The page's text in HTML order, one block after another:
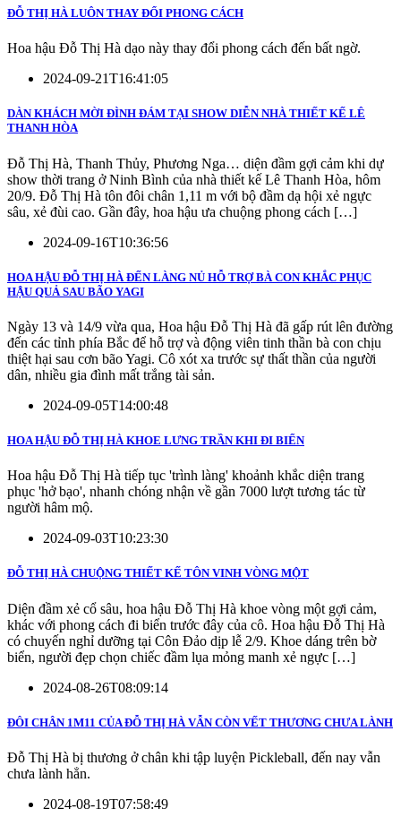
ĐỖ THỊ HÀ LUÔN THAY ĐỔI PHONG CÁCH
Hoa hậu Đỗ Thị Hà dạo này thay đổi phong cách đến bất ngờ.
2024-09-21T16:41:05
DÀN KHÁCH MỜI ĐÌNH ĐÁM TẠI SHOW DIỄN NHÀ THIẾT KẾ LÊ
THANH HÒA
Đỗ Thị Hà, Thanh Thủy, Phương Nga… diện đầm gợi cảm khi dự
show thời trang ở Ninh Bình của nhà thiết kế Lê Thanh Hòa, hôm
20/9. Đỗ Thị Hà tôn đôi chân 1,11 m với bộ đầm dạ hội xẻ ngực
sâu, xẻ đùi cao. Gần đây, hoa hậu ưa chuộng phong cách […]
2024-09-16T10:36:56
HOA HẬU ĐỖ THỊ HÀ ĐẾN LÀNG NỦ HỖ TRỢ BÀ CON KHẮC PHỤC
HẬU QUẢ SAU BÃO YAGI
Ngày 13 và 14/9 vừa qua, Hoa hậu Đỗ Thị Hà đã gấp rút lên đường
đến các tỉnh phía Bắc để hỗ trợ và động viên tinh thần bà con chịu
thiệt hại sau cơn bão Yagi. Cô xót xa trước sự thất thần của người
dân, nhiều gia đình mất trắng tài sản.
2024-09-05T14:00:48
HOA HẬU ĐỖ THỊ HÀ KHOE LƯNG TRẦN KHI ĐI BIỂN
Hoa hậu Đỗ Thị Hà tiếp tục 'trình làng' khoảnh khắc diện trang
phục 'hở bạo', nhanh chóng nhận về gần 7000 lượt tương tác từ
người hâm mộ.
2024-09-03T10:23:30
ĐỖ THỊ HÀ CHUỘNG THIẾT KẾ TÔN VINH VÒNG MỘT
Diện đầm xẻ cổ sâu, hoa hậu Đỗ Thị Hà khoe vòng một gợi cảm,
khác với phong cách đi biển trước đây của cô. Hoa hậu Đỗ Thị Hà
có chuyến nghỉ dưỡng tại Côn Đảo dịp lễ 2/9. Khoe dáng trên bờ
biển, người đẹp chọn chiếc đầm lụa mỏng manh xẻ ngực […]
2024-08-26T08:09:14
ĐÔI CHÂN 1M11 CỦA ĐỖ THỊ HÀ VẪN CÒN VẾT THƯƠNG CHƯA LÀNH
Đỗ Thị Hà bị thương ở chân khi tập luyện Pickleball, đến nay vẫn
chưa lành hẳn.
2024-08-19T07:58:49